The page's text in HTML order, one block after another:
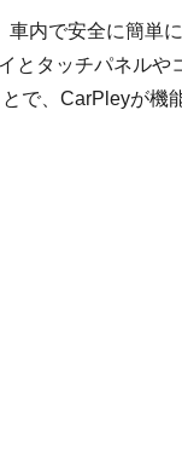
内で安全に簡単
とタッチパネルや
で、CarPleyが機